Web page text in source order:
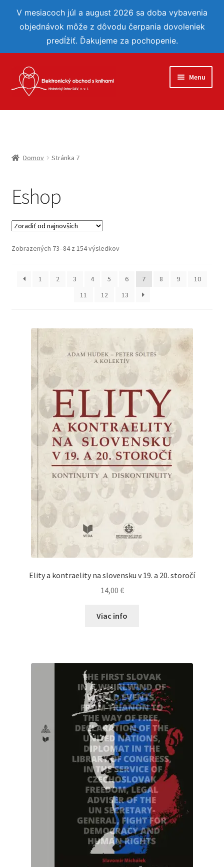
V mesiacoch júl a august 2026 sa doba vybavenia
objednávok môže z dôvodu čerpania dovoleniek
predĺžiť. Ďakujeme za pochopenie.
Preskočiť
na
navigáciu
Preskočiť
na
obsah
Menu
Eshop
Môj účet
Obľúbené
Domov Stránka 7
Eshop
Zobrazených 73–84 z 154 výsledkovZoradené
najnovších
1
2 3 4 5 6 7 8 9
10
11
12 13
Elity a kontraelity na slovensku v 19. a 20. storočí
14,00 €
Viac info